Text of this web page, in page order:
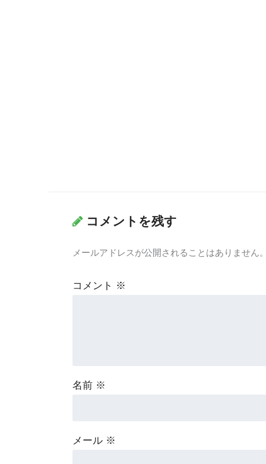
コメントを残す
メールアドレスが公開されることはありません
コメント ※
名前 ※
メール ※